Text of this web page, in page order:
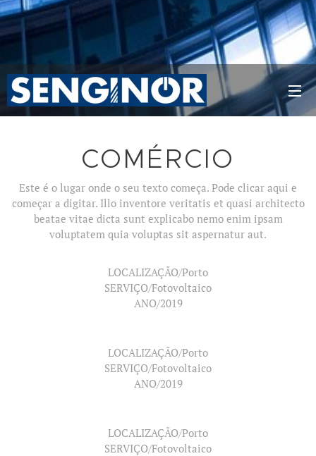
COMÉRCIO
Este é o lugar onde o seu texto começa. Pode clicar aqui e
começar a digitar. Illo inventore veritatis et quasi architecto
beatae vitae dicta sunt explicabo nemo enim ipsam
voluptatem quia voluptas sit aspernatur aut.
LOCALIZAÇÃO/Porto
SERVIÇO/Fotovoltaico
ANO/2019
LOCALIZAÇÃO/Porto
SERVIÇO/Fotovoltaico
ANO/2019
LOCALIZAÇÃO/Porto
SERVIÇO/Fotovoltaico